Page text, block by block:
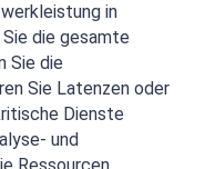
in
Sie die gesamte
Sie die
Sie Latenzen oder
Dienste
und